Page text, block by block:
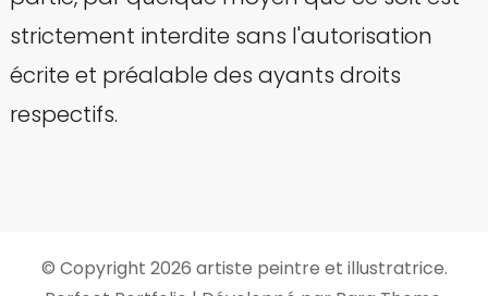
strictement interdite sans l'autorisation
écrite et préalable des ayants droits
respectifs.
© Copyright 2026 artiste peintre et illustratrice.